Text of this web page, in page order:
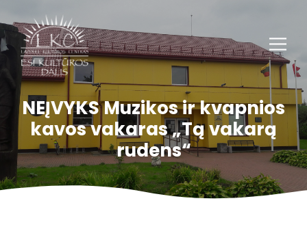
NEĮVYKS Muzikos ir kvapnios
kavos vakaras „Tą vakarą
rudens“